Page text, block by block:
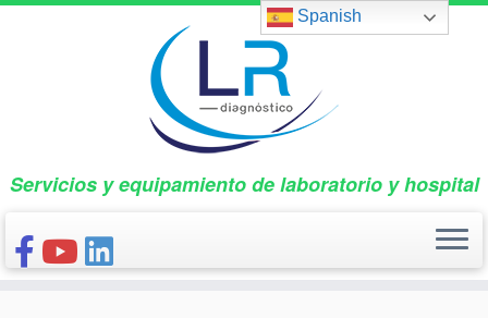
Saltar
Servicios y equipamiento de laboratorio y hospital
Spanish